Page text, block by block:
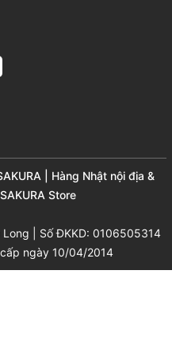
| Hàng Nhật nội địa &
Store
| Số ĐKKD: 0106505314
ngày 10/04/2014